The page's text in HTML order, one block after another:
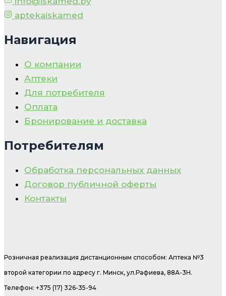
aptekaiskamed
Навигация
О компании
Аптеки
Для потребителя
Оплата
Бронирование и доставка
Потребителям
Обработка персональных данных
Договор публичной оферты
Контакты
Розничная реализация дистанционным способом: Аптека №3
второй категории по адресу г. Минск, ул.Рафиева, 88А-3Н.
Телефон: +375 (17) 326-35-94